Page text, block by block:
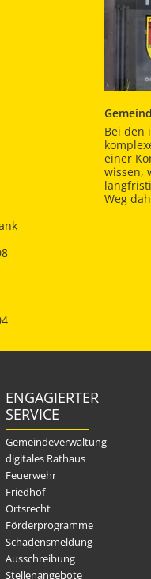
Bei den
einer
wissen,
Weg
ENGAGIERTER
SERVICE
Gemeindeverwaltung
digitales Rathaus
Feuerwehr
Friedhof
Ortsrecht
Förderprogramme
Schadensmeldung
Ausschreibung
Stellenangebote